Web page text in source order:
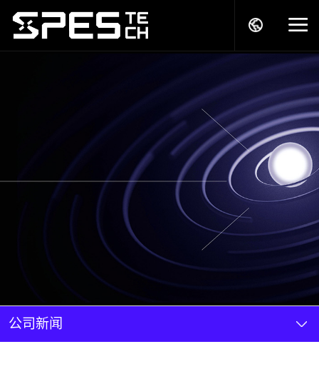
解决方案
商务模式
新闻资讯
公司新闻